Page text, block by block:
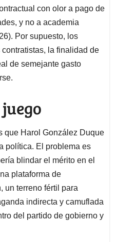
con olor a pago de
y no a academia
Por supuesto, los
la finalidad de
de semejante gasto
que Harol González Duque
política. El problema es
blindar el mérito en el
plataforma de
un terreno fértil para
indirecta y camuflada
del partido de gobierno y